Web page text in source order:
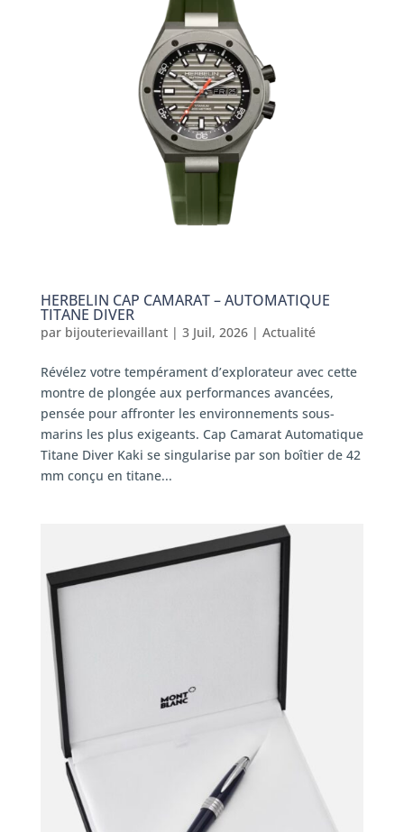
HERBELIN CAP CAMARAT – AUTOMATIQUE
TITANE DIVER
par bijouterievaillant| 3 Juil, 2026| Actualité
Révélez votre tempérament d’explorateur avec cette
montre de plongée aux performances avancées,
pensée pour affronter les environnements sous-
marins les plus exigeants. Cap Camarat Automatique
Titane Diver Kaki se singularise par son boîtier de 42
mm conçu en titane...